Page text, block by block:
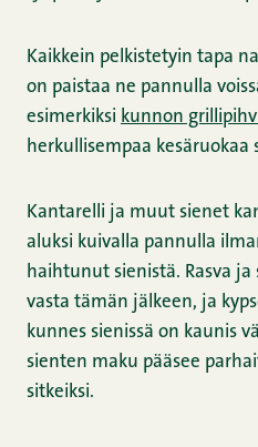
Kaikkein pelkistetyin tapa
on paistaa ne pannulla
esimerkiksi kunnon
herkullisempaa kesäruokaa
Kantarelli ja muut sienet
aluksi kuivalla pannulla
haihtunut sienistä. Rasva
vasta tämän jälkeen, ja
kunnes sienissä on kaunis
sienten maku pääsee
sitkeiksi.